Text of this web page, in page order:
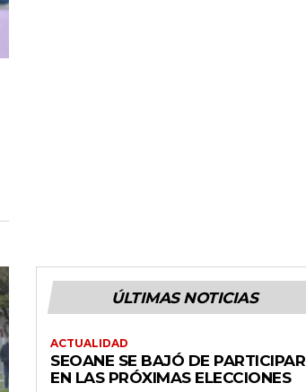
ÚLTIMAS NOTICIAS
ACTUALIDAD
SEOANE SE BAJÓ DE PARTICIPAR
EN LAS PRÓXIMAS ELECCIONES